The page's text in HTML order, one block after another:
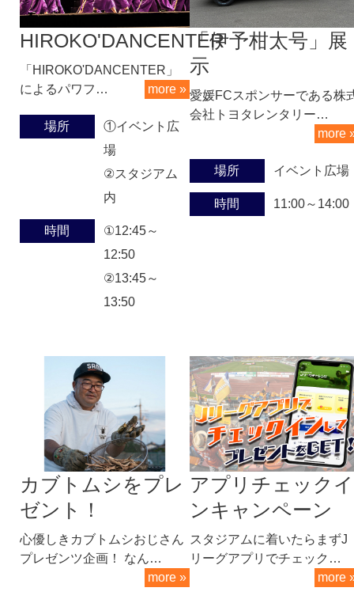
HIROKO'DANCENTER
「HIROKO'DANCENTER」
によるパワフ…
more »
場所
①イベント広
場
②スタジアム
内
時間
①12:45～
12:50
②13:45～
13:50
「伊予柑太号」展
示
愛媛FCスポンサーである株
会社トヨタレンタリー…
more
場所 イベント広場
時間 11:00～14:00
カブトムシをプレ
ゼント！
心優しきカブトムシおじさん
プレゼンツ企画！ なん…
more »
アプリチェックイ
ンキャンペーン
スタジアムに着いたらまずJ
リーグアプリでチェック…
more